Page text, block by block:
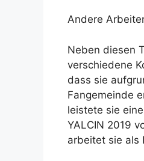
Andere
Neben diesen
verschiedene
dass sie
Fangemeinde
leistete sie
YALCIN 2019
arbeitet sie als